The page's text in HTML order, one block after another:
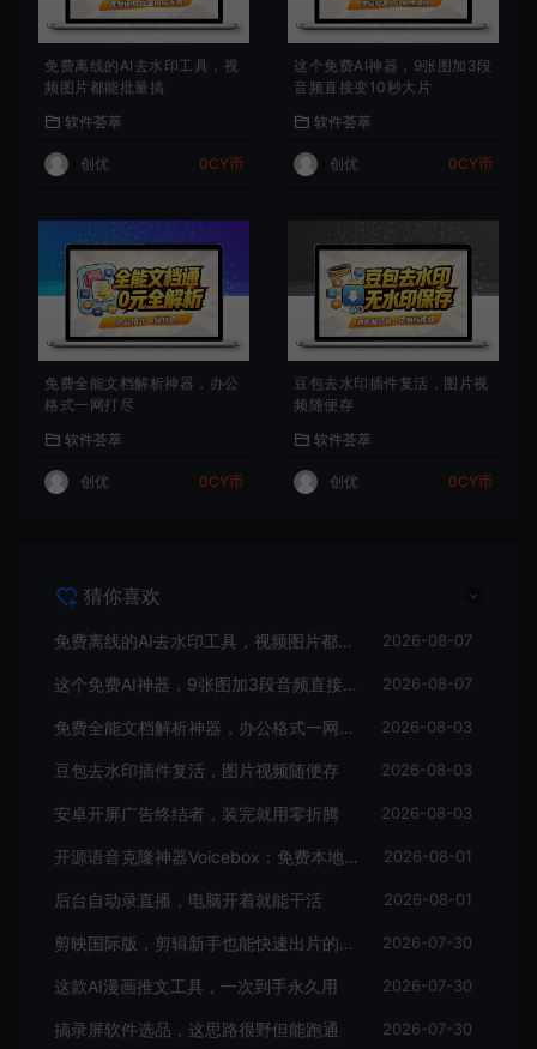
免费离线的AI去水印工具，视
频图片都能批量搞
软件荟萃
创优 0CY币
这个免费AI神器，9张图加3段
音频直接变10秒大片
软件荟萃
创优 0CY币
免费全能文档解析神器，办公
格式一网打尽
软件荟萃
创优 0CY币
豆包去水印插件复活，图片视
频随便存
软件荟萃
创优 0CY币
猜你喜欢
免费离线的AI去水印工具，视频图片都能批量搞 2026-08-07
这个免费AI神器，9张图加3段音频直接变10秒大片 2026-08-07
免费全能文档解析神器，办公格式一网打尽 2026-08-03
豆包去水印插件复活，图片视频随便存 2026-08-03
安卓开屏广告终结者，装完就用零折腾 2026-08-03
开源语音克隆神器Voicebox：免费本地运行，录音转写全搞定 2026-08-01
后台自动录直播，电脑开着就能干活 2026-08-01
剪映国际版，剪辑新手也能快速出片的免费神器 2026-07-30
这款AI漫画推文工具，一次到手永久用 2026-07-30
搞录屏软件选品，这思路很野但能跑通 2026-07-30